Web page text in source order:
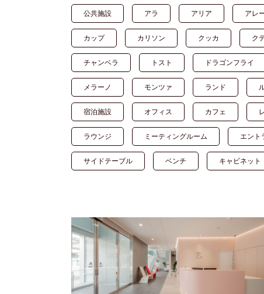
公共施設 アラ アリア アレ
カップ カリソン クッカ ク
チャンベラ トスト ドラゴンフライ
メラーノ モンツァ ランド
宿泊施設 オフィス カフェ
ラウンジ ミーティングルーム エント
サイドテーブル ベンチ キャビネット